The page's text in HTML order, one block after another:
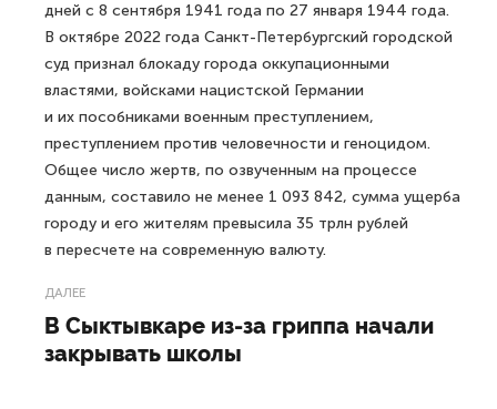
дней с 8 сентября 1941 года по 27 января 1944 года.
В октябре 2022 года Санкт-Петербургский городской
суд признал блокаду города оккупационными
властями, войсками нацистской Германии
и их пособниками военным преступлением,
преступлением против человечности и геноцидом.
Общее число жертв, по озвученным на процессе
данным, составило не менее 1 093 842, сумма ущерба
городу и его жителям превысила 35 трлн рублей
в пересчете на современную валюту.
ДАЛЕЕ
В Сыктывкаре из-за гриппа начали
закрывать школы